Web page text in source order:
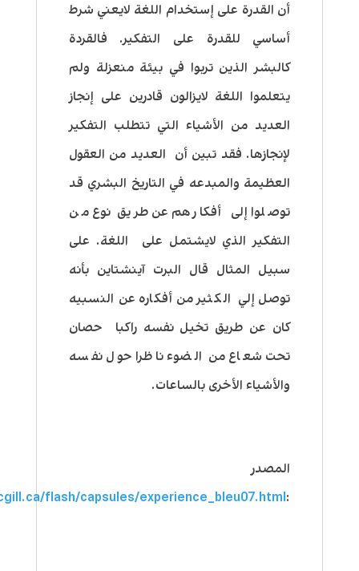
أن القدرة على إستخدام اللغة لايعني شرط
أساسي للقدرة على التفكير. فالقردة
كالبشر الذين تربوا في بيئة منعزلة ولم
يتعلموا اللغة لايزالون قادرين على إنجاز
العديد من الأشياء التي تتطلب التفكير
لإنجازها. فقد تبين أن العديد من العقول
العظيمة والمبدعه في التاريخ البشري قد
توصلوا إلى أفكارهم عن طريق نوع من
التفكير الذي لايشتمل على اللغة. على
سبيل المثال قال البرت آينشتاين بأنه
توصل إلي الكثير من أفكاره عن النسبيه
كان عن طريق تخيل نفسه راكبا حصان
تحت شعاع من الضوء ناظرا حول نفسه
والأشياء الأخرى بالساعات.
المصدر
:
flash/capsules/experience_bleu07.html